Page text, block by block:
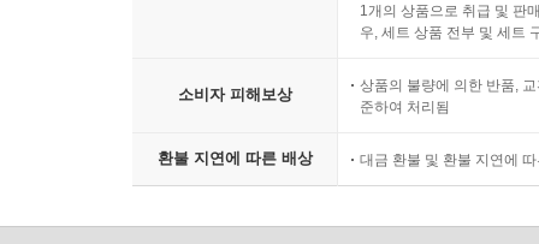
1개의 상품으로 취급 및 판
우, 세트 상품 전부 및 세트
소비자 피해보상
상품의 불량에 의한 반품,
준하여 처리됨
환불 지연에 따른 배상 대금 환불 및 환불 지연에